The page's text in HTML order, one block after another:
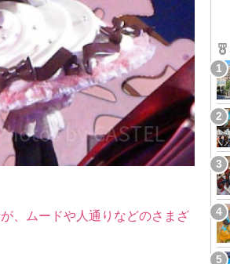
、ムードや人通りなどのさまざ